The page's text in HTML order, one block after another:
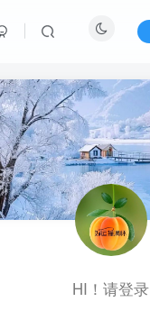
HI！请登录